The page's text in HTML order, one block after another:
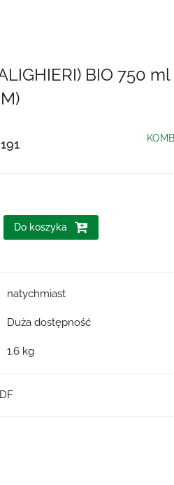
BIO 750
Do koszyka
natychmiast
Duża dostępność
1.6 kg